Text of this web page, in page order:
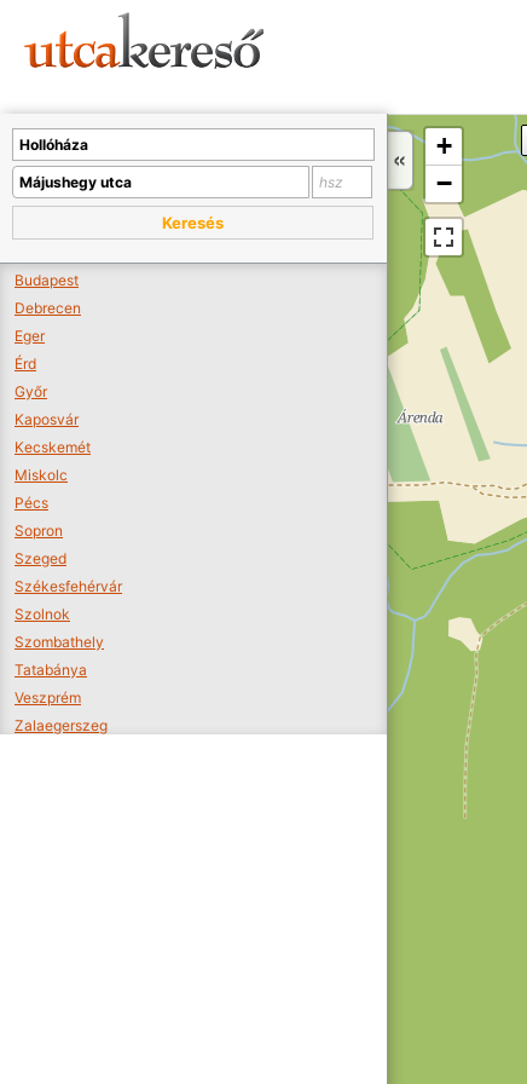
+
−
Keresés
Budapest
Debrecen
Eger
Érd
Győr
Kaposvár
Kecskemét
Miskolc
Pécs
Sopron
Szeged
Székesfehérvár
Szolnok
Szombathely
Tatabánya
Veszprém
Zalaegerszeg
A térképet kicsinyíteni kell, hogy látszódjanak a boltok.
Boltok látszódjanak >>